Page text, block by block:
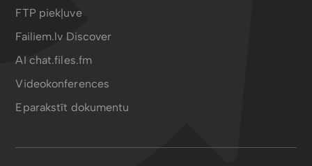
FTP piekļuve
Failiem.lv Discover
AI chat.files.fm
Videokonferences
Eparakstīt dokumentu